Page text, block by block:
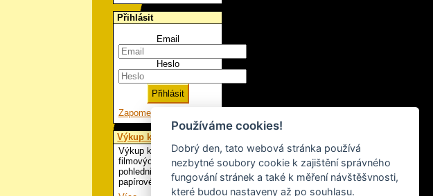
Přihlásit
Email
Heslo
Zapomenuté heslo
Výkup knih
Výkup knih, LP,
filmových plakátů,
pohlednic a ostatního
papírového artiklu.
Používáme cookies!
Dobrý den, tato webová stránka používá
nezbytné soubory cookie k zajištění správného
fungování stránek a také k měření návštěšvnosti,
které budou nastaveny až po souhlasu.